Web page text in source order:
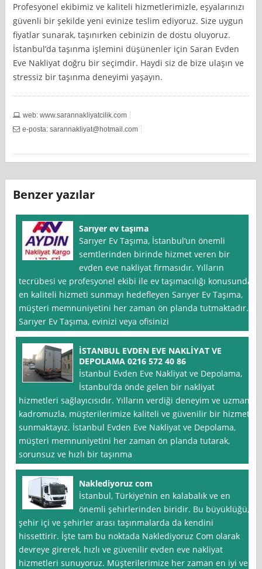
Profesyonel ekibimiz ve kaliteli hizmetlerimizle, eşyalarınızı
güvenli bir şekilde yeni evinize teslim ediyoruz. Size uygun
fiyatlar sunarak, taşınırken cebinizin de dostu oluyoruz.
İstanbul’da taşınma işlemini düşünenler için Saran Evden
Eve Nakliyat doğru bir seçimdir. Haydi siz de bize ulaşın ve
stressiz bir taşınma deneyimi yaşayın.
web: www.sarannakliyatcilik.com
e-posta:sarannakliyat@hotmail.com
Benzer yazılar
Sarıyer ev taşıma
Sarıyer Ev Taşıma, İstanbul‘un önemli
semtlerinden birinde hizmet veren bir
evden eve nakliyat firmasıdır. Yılların
tecrübesi ve profesyonel ekibi ile ev taşımacılığı konusunda
en kaliteli hizmeti sunmayı hedefleyen Sarıyer Ev Taşıma,
müşteri memnuniyetini her zaman ön planda tutmaktadır.
Sarıyer Ev Taşıma, evinizi veya ofisinizi
İSTANBUL EVDEN EVE NAKLİYAT VE
DEPOLAMA 0216 572 40 86
İstanbul Evden Eve Nakliyat ve Depolama,
İstanbul’da önde gelen bir nakliyat
hizmetleri sağlayıcısıdır. Yılların verdiği deneyim ve uzman
kadromuzla, müşterilerimize kaliteli ve güvenilir bir hizmet
sunmaktayız. İstanbul Evden Eve Nakliyat ve Depolama,
müşteri memnuniyetini her zaman ön planda tutarak,
sorunsuz ve hızlı bir taşınma
Naklediyoruz com
İstanbul, Türkiye’nin en kalabalık ve en
önemli şehirlerinden biridir. Bu büyüklüğü,
şehir içi ve şehirler arası taşınmalarda da kendini
hissettirir. İşte tam bu noktada Naklediyoruz Com olarak
devreye girerek, hızlı ve güvenilir evden eve nakliyat
hizmetleri sunuyoruz. Müşterilerimize her zaman en iyi ve